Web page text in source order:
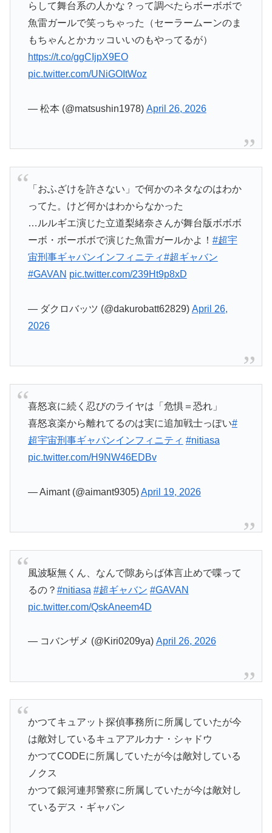
らして舞台系の人かな？って調べたらボーボボで
魚雷ガールで笑っちゃった（セーラームーンのま
もちゃんとかカッコいいのもやってるが）
https://t.co/ggCIjpX9EO
pic.twitter.com/UNiGOItWoz
— 松本 (@matsushin1978) April 26, 2026
「おふざけを許さない」で何かのネタなのはわか
ってた。けど何かはわからなかった
…ルルギエ演じた立道梨緒奈さんが舞台版ボボボ
ーボ・ボーボボで演じた魚雷ガールかよ！ #超宇
宙刑事ギャバンインフィニティ#超ギャバン
#GAVAN pic.twitter.com/239Ht9p8xD
— ダクロバッツ (@dakurobatt62829) April 26,
2026
喜怒哀に続く忍びのライヤは「危惧＝恐れ」
喜怒哀楽から離れてるのは実に追加戦士っぽい#
超宇宙刑事ギャバンインフィニティ #nitiasa
pic.twitter.com/H9NW46EDBv
— Aimant (@aimant9305)April 19, 2026
風波駆無くん、なんで隙あらば体言止めで喋って
るの？ #nitiasa #超ギャバン #GAVAN
pic.twitter.com/QskAneem4D
— コバンザメ (@Kiri0209ya) April 26, 2026
かつてキュアット探偵事務所に所属していたが今
は敵対しているキュアアルカナ・シャドウ
かつてCODEに所属していたが今は敵対している
ノクス
かつて銀河連邦警察に所属していたが今は敵対し
ているデス・ギャバン